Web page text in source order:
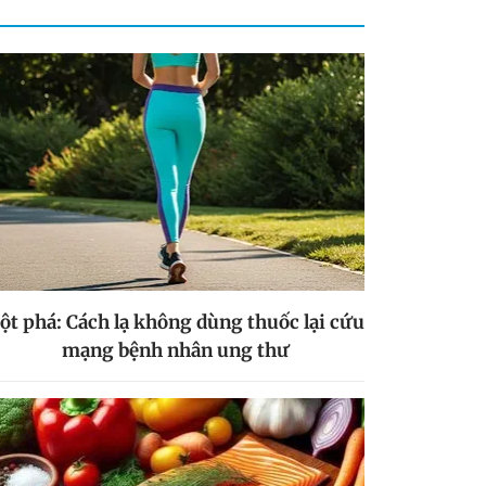
phá: Cách lạ không dùng thuốc lại cứu
mạng bệnh nhân ung thư